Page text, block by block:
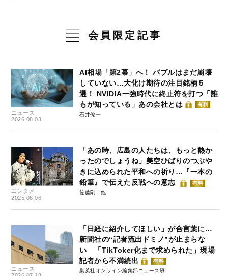
会員限定記事
ニュース
2026.08.03
AI相場「第2幕」へ！ バブルはまだ崩壊
していない…大化け期待の注目銘柄５
選！ NVIDIA一強時代に終止符を打つ「誰
もが知っている」あの会社とは
有料
石井僚一
エンタメ
2025.08.06
「あの時、広島の人たちは、もっと熱か
ったのでしょうね」美空ひばりのつぶや
きに込められた平和への祈り…『一本の
鉛筆』で伝えた反戦への意志
有料
佐藤剛
ニュース
「日経に紹介してほしい」が合言葉に…
新聞社の“記者流出ドミノ”が止まらな
い 「TikToker化まで求められた」現場
記者から不満続出
有料
集英社オンライン編集部ニュース班